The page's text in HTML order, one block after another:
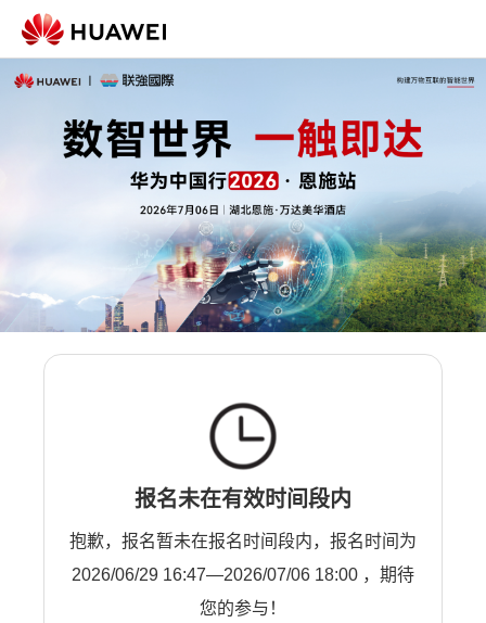
报名未在有效时间段内
抱歉，报名暂未在报名时间段内，报名时间为
2026/06/29 16:47—2026/07/06 18:00 ，期待
您的参与！